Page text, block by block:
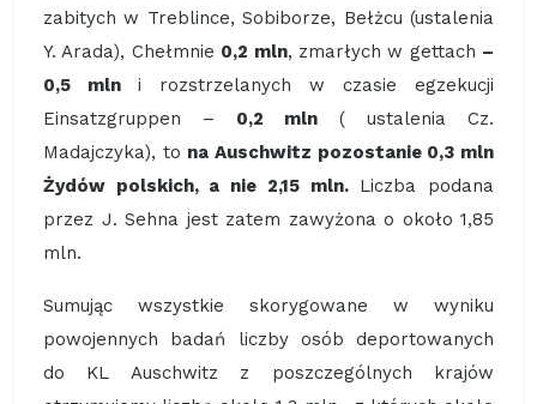
zabitych w Treblince, Sobiborze, Bełżcu (ustalenia
Y. Arada), Chełmnie 0,2 mln, zmarłych w gettach –
0,5 mln i rozstrzelanych w czasie egzekucji
Einsatzgruppen – 0,2 mln ( ustalenia Cz.
Madajczyka), to na Auschwitz pozostanie 0,3 mln
Żydów polskich, a nie 2,15 mln.Liczba podana
przez J. Sehna jest zatem zawyżona o około 1,85
mln.
Sumując wszystkie skorygowane w wyniku
powojennych badań liczby osób deportowanych
do KL Auschwitz z poszczególnych krajów